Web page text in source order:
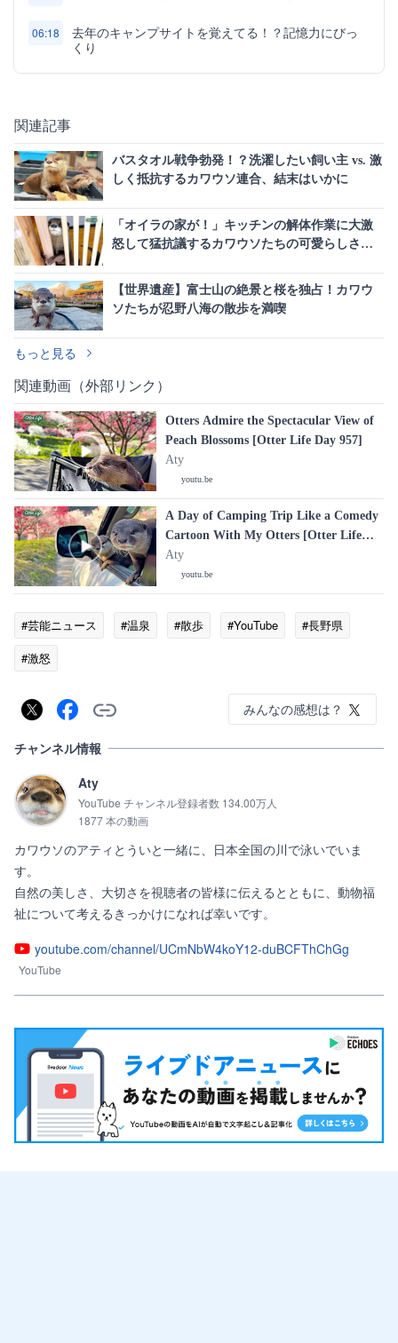
06:18
去年のキャンプサイトを覚えてる！？記憶力にびっ
くり
関連記事
バスタオル戦争勃発！？洗濯したい飼い主 vs. 激
しく抵抗するカワウソ連合、結末はいかに
「オイラの家が！」キッチンの解体作業に大激
怒して猛抗議するカワウソたちの可愛らしさに
【世界遺産】富士山の絶景と桜を独占！カワウ
ソたちが忍野八海の散歩を満喫
もっと見る
関連動画（外部リンク）
Otters Admire the Spectacular View of
Peach Blossoms [Otter Life Day 957]
Aty
youtu.be
A Day of Camping Trip Like a Comedy
Cartoon With My Otters [Otter Life
Day 958]
Aty
youtu.be
#芸能ニュース #温泉 #散歩 #YouTube
#長野県
#激怒
みんなの感想は？
チャンネル情報
Aty
YouTube チャンネル登録者数 134.00万人
1877 本の動画
カワウソのアティとういと一緒に、日本全国の川で泳いでいま
す。
自然の美しさ、大切さを視聴者の皆様に伝えるとともに、動物福
祉について考えるきっかけになれば幸いです。
youtube.com/channel/UCmNbW4koY12-duBCFThChGg
YouTube